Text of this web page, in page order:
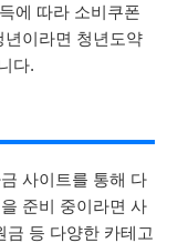
에 따라 소비쿠폰
년이라면 청년도약
다.
사이트를 통해 다
준비 중이라면 사
금 등 다양한 카테고